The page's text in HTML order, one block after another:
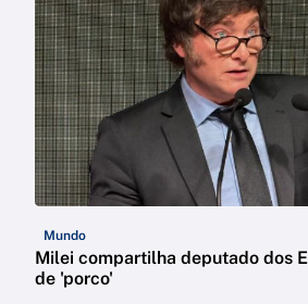
Mundo
Milei compartilha deputado dos
de 'porco'